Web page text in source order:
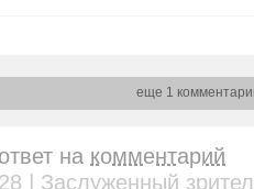
еще 1
на комментарий
| Заслуженный